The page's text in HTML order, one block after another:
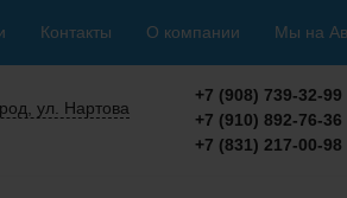
Контакты О компании Мы на
ул. Нартова
+7 (908) 739-32-99
+7 (910) 892-76-36
+7 (831) 217-00-98